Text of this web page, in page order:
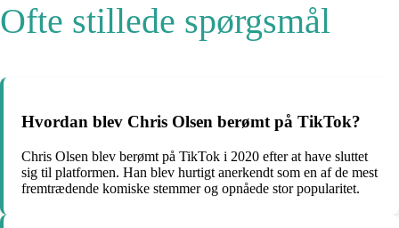
Ofte stillede spørgsmål
Hvordan blev Chris Olsen berømt på TikTok?
Chris Olsen blev berømt på TikTok i 2020 efter at have sluttet
sig til platformen. Han blev hurtigt anerkendt som en af de mest
fremtrædende komiske stemmer og opnåede stor popularitet.